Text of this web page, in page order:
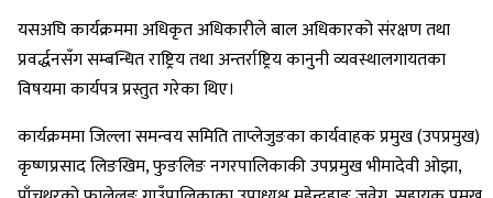
यसअघि कार्यक्रममा अधिकृत अधिकारीले बाल अधिकारको संरक्षण तथा
प्रवर्द्धनसँग सम्बन्धित राष्ट्रिय तथा अन्तर्राष्ट्रिय कानुनी व्यवस्थालगायतका
विषयमा कार्यपत्र प्रस्तुत गरेका थिए।
कार्यक्रममा जिल्ला समन्वय समिति ताप्लेजुङका कार्यवाहक प्रमुख (उपप्रमुख)
कृष्णप्रसाद लिङखिम, फुङलिङ नगरपालिकाकी उपप्रमुख भीमादेवी ओझा,